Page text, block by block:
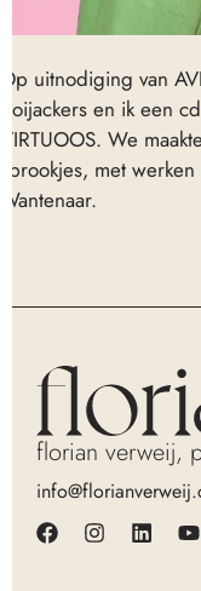
Op uitnodiging van
Roijackers en ik een
VIRTUOOS. We
sprookjes, met
Wantenaar.
florian verweij,